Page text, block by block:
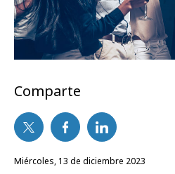
Comparte
miércoles, 13 de diciembre 2023